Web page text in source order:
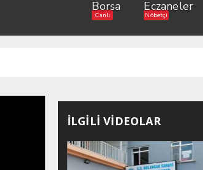
Borsa
Canlı
Eczaneler
Nöbetçi
İLGİLİ VİDEOLAR